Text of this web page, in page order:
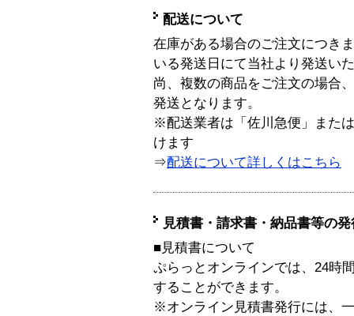
配送について
在庫がある場合のご注文につき
いる発送日にて当社より発送い
尚、複数の商品をご注文の場合
発送となります。
※配送業者は「佐川急便」また
けます
⇒配送について詳しくはこちら
見積書・請求書・納品書等の
■見積書について
ぷらっとオンラインでは、24時
することができます。
※オンライン見積書発行には、